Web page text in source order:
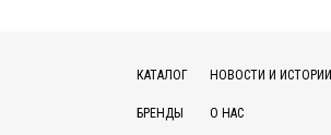
КАТАЛОГ
БРЕНДЫ
НОВОСТИ И ИСТОРИИ
О НАС